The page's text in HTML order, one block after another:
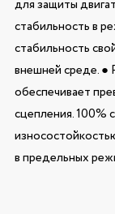
для защиты
стабильность в
стабильность
внешней среде. ●
обеспечивает
сцепления. 100%
в предельных